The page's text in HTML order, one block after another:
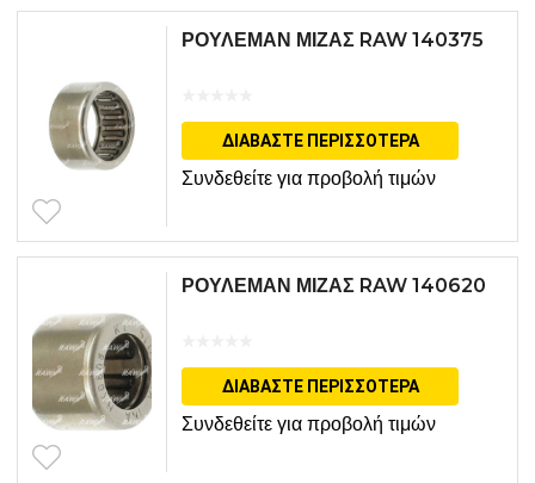
ΡΟΥΛΕΜΑΝ ΜΙΖΑΣ RAW 140375
ΔΙΑΒΆΣΤΕ ΠΕΡΙΣΣΌΤΕΡΑ
Συνδεθείτε για προβολή τιμών
ΡΟΥΛΕΜΑΝ ΜΙΖΑΣ RAW 140620
ΔΙΑΒΆΣΤΕ ΠΕΡΙΣΣΌΤΕΡΑ
Συνδεθείτε για προβολή τιμών